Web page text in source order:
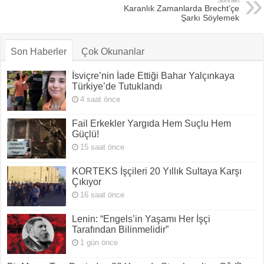
Karanlık Zamanlarda Brecht’çe
Şarkı Söylemek
Son Haberler Çok Okunanlar
İsviçre’nin İade Ettiği Bahar Yalçınkaya
Türkiye’de Tutuklandı
4 saat önce
Fail Erkekler Yargıda Hem Suçlu Hem
Güçlü!
15 saat önce
KORTEKS İşçileri 20 Yıllık Sultaya Karşı
Çıkıyor
16 saat önce
Lenin: “Engels’in Yaşamı Her İşçi
Tarafından Bilinmelidir”
1 gün önce